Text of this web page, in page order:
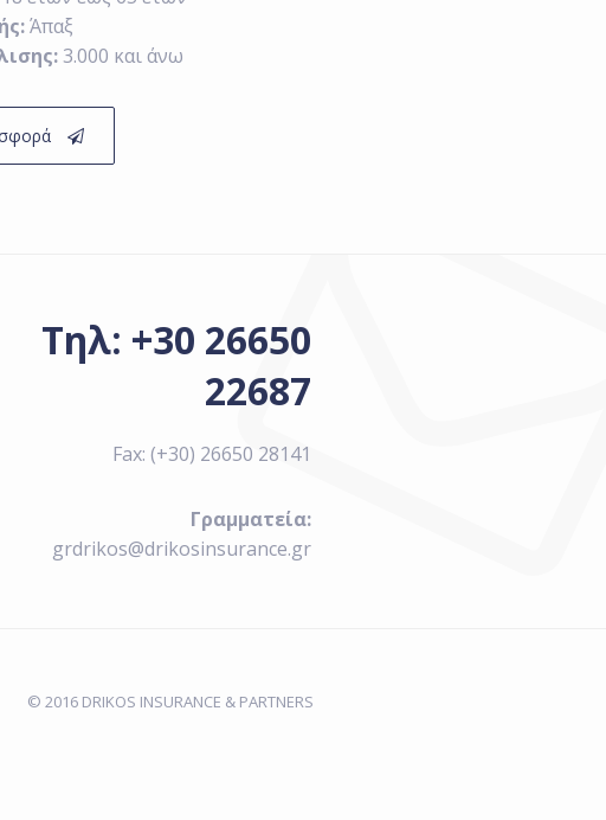
Άπαξ
3.000 και άνω
Τηλ: +30 26650
22687
Fax: (+30) 26650 28141
Γραμματεία:
grdrikos@drikosinsurance.gr
© 2016 DRIKOS INSURANCE & PARTNERS